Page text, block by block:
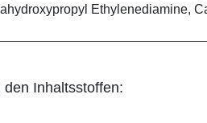
Ethylenediamine,
Inhaltsstoffen: